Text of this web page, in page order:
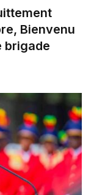
Bienvenu
brigade